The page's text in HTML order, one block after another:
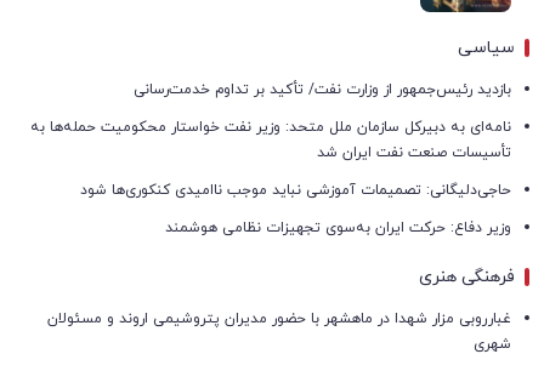
سیاسی
بازدید رئیس‌جمهور از وزارت نفت/ تأکید بر تداوم خدمت‌رسانی
نامه‌ای به دبیرکل سازمان ملل متحد: وزیر نفت خواستار محکومیت حمله‌ها به
تأسیسات صنعت نفت ایران شد
حاجی‌دلیگانی: تصمیمات آموزشی نباید موجب ناامیدی کنکوری‌ها شود
وزیر دفاع: حرکت ایران به‌سوی تجهیزات نظامی هوشمند
فرهنگی هنری
غبارروبی مزار شهدا در ماهشهر با حضور مدیران پتروشیمی اروند و مسئولان
شهری